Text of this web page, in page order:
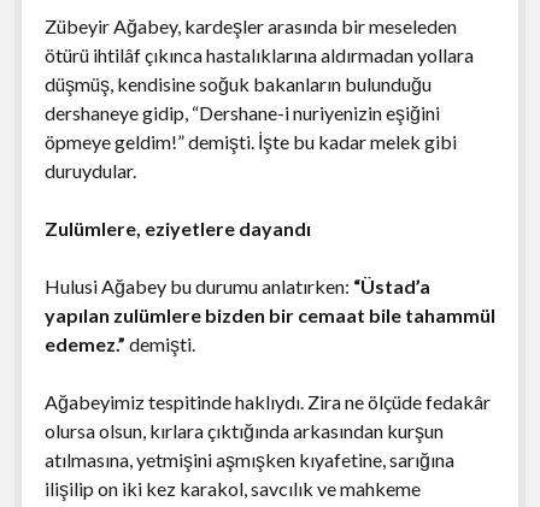
Zübeyir Ağabey, kardeşler arasında bir meseleden
ötürü ihtilâf çıkınca hastalıklarına aldırmadan yollara
düşmüş, kendisine soğuk bakanların bulunduğu
dershaneye gidip, “Dershane-i nuriyenizin eşiğini
öpmeye geldim!” demişti. İşte bu kadar melek gibi
duruydular.
Zulümlere, eziyetlere dayandı
Hulusi Ağabey bu durumu anlatırken: “Üstad’a
yapılan zulümlere bizden bir cemaat bile tahammül
edemez.” demişti.
Ağabeyimiz tespitinde haklıydı. Zira ne ölçüde fedakâr
olursa olsun, kırlara çıktığında arkasından kurşun
atılmasına, yetmişini aşmışken kıyafetine, sarığına
ilişilip on iki kez karakol, savcılık ve mahkeme